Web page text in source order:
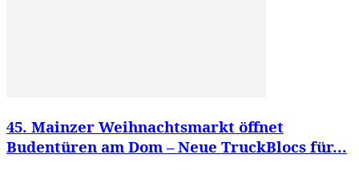
45. Mainzer Weihnachtsmarkt öffnet
Budentüren am Dom – Neue TruckBlocs für...